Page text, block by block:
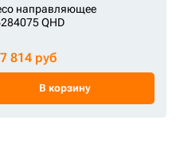
направляющее
QHD
814 руб
В корзину